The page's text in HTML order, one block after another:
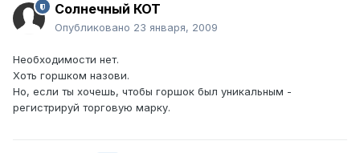
Солнечный КОТ
Опубликовано 23 января, 2009
Необходимости нет.
Хоть горшком назови.
Но, если ты хочешь, чтобы горшок был уникальным -
регистрируй торговую марку.